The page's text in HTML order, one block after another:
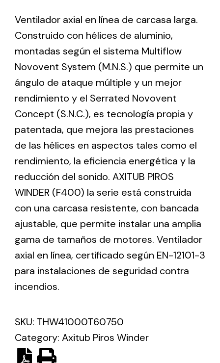
Ventilation
The incorporation of Novovent into the group
meant a greater offer of ventilation products for
different uses
Iluminación Solar
Variedad de soluciones solares para todo tipo
de necesidades.
Solar lighting
Variety of solar solutions for all kinds of needs.
Ventilador axial en línea de carcasa larga.
Construido con hélices de aluminio,
montadas según el sistema Multiflow
Novovent System (M.N.S.) que permite un
ángulo de ataque múltiple y un mejor
rendimiento y el Serrated Novovent
Concept (S.N.C.), es tecnología propia y
patentada, que mejora las prestaciones
de las hélices en aspectos tales como el
rendimiento, la eficiencia energética y la
reducción del sonido. AXITUB PIROS
WINDER (F400) la serie está construida
con una carcasa resistente, con bancada
ajustable, que permite instalar una amplia
gama de tamaños de motores. Ventilador
axial en línea, certificado según EN-12101-3
para instalaciones de seguridad contra
incendios.
SKU: THW41000T60750
Category: Axitub Piros Winder